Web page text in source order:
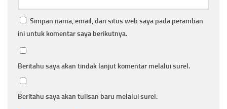
Simpan nama, email, dan situs web saya pada peramban
ini untuk komentar saya berikutnya.
Beritahu saya akan tindak lanjut komentar melalui surel.
Beritahu saya akan tulisan baru melalui surel.